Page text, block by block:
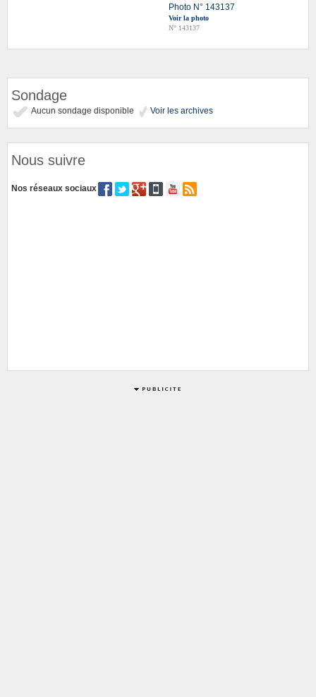
Photo N° 143137
Voir la photo
N° 143137
Sondage
Aucun sondage disponible Voir les archives
Nous suivre
Nos réseaux sociaux